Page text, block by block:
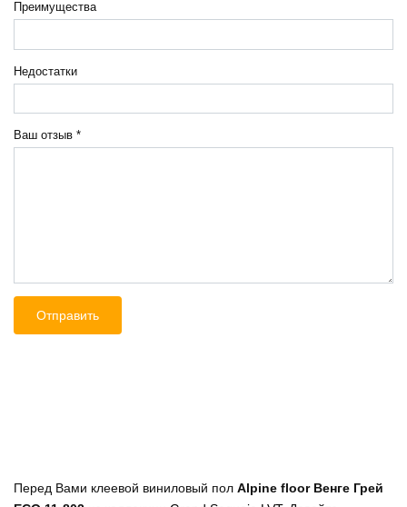
Ваш отзыв *
Преимущества
Недостатки
Перед Вами клеевой виниловый пол Alpine floor Венге Грей